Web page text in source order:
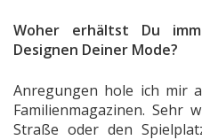
Woher erhältst Du
Designen Deiner Mode?
Anregungen hole ich mir
Familienmagazinen. Sehr
Straße oder den